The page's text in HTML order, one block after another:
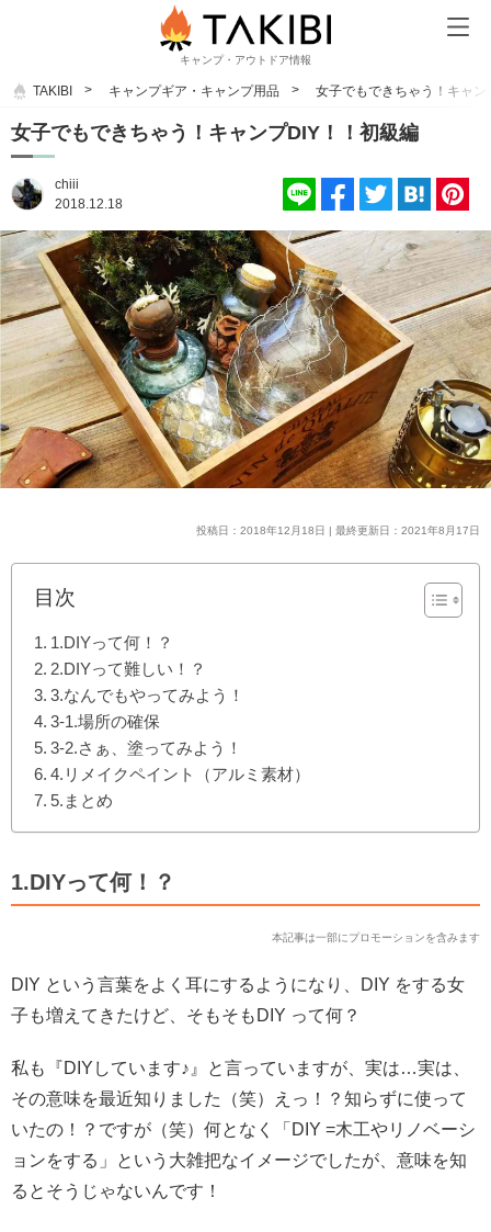
キャンプ・アウトドア情報
TAKIBI キャンプギア・キャンプ用品 女子でもできちゃう！キャ
女子でもできちゃう！キャンプDIY！！初級編
chiii
2018.12.18
投稿日：2018年12月18日 | 最終更新日：2021年8月17日
目次
1.DIYって何！？
2.DIYって難しい！？
3.なんでもやってみよう！
3-1.場所の確保
3-2.さぁ、塗ってみよう！
4.リメイクペイント（アルミ素材）
5.まとめ
1.DIYって何！？
本記事は一部にプロモーションを含みます
DIY という言葉をよく耳にするようになり、DIY をする女
子も増えてきたけど、そもそもDIY って何？
私も『DIYしています♪』と言っていますが、実は…実は、
その意味を最近知りました（笑）
えっ！？知らずに使って
いたの！？ですが（笑）何となく「DIY =木工やリノベーシ
ョンをする」という大雑把なイメージでしたが、意味を知
るとそうじゃないんです！